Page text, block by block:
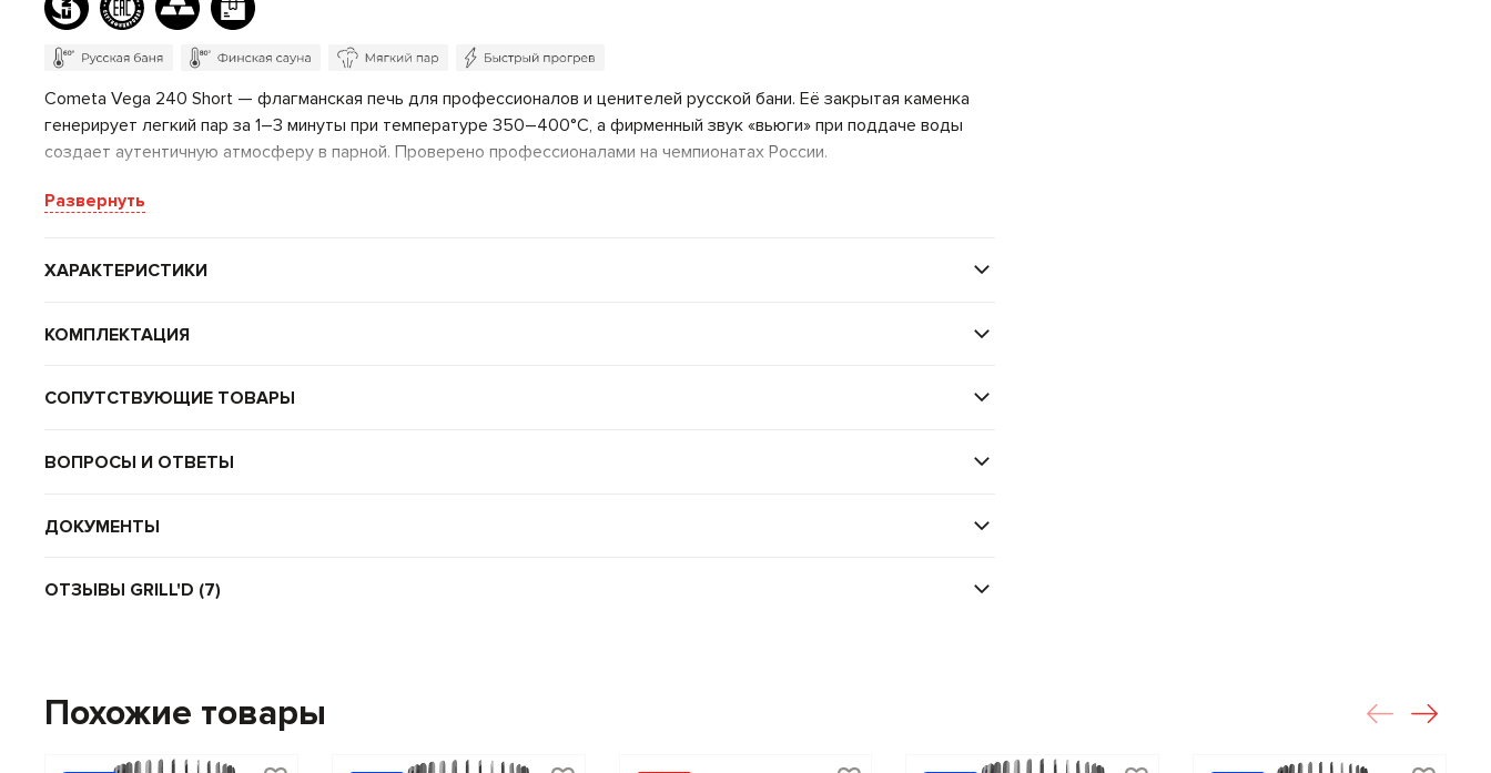
Cometa Vega 240 Short — флагманская печь для профессионалов и ценителей русской бани. Её закрытая каменка
генерирует легкий пар за 1–3 минуты при температуре 350–400°C, а фирменный звук «вьюги» при поддаче воды
создает аутентичную атмосферу в парной. Проверено профессионалами на чемпионатах России.
Почему Cometa Vega 240 Short?
жгучий.
Конструктивные преимущества:
Дверца со стеклом
лиственные дрова — остальное она сделает сама.
Развернуть
ХАРАКТЕРИСТИКИ
КОМПЛЕКТАЦИЯ
СОПУТСТВУЮЩИЕ ТОВАРЫ
ВОПРОСЫ И ОТВЕТЫ
ДОКУМЕНТЫ
ОТЗЫВЫ GRILL'D (7)
Похожие товары